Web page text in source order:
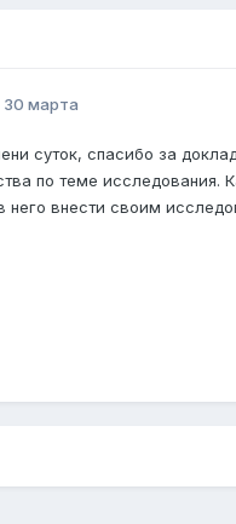
30 марта
суток, спасибо за
по теме
него внести своим